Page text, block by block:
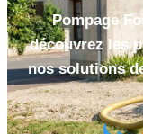
Pompage
découvrez les
nos solutions